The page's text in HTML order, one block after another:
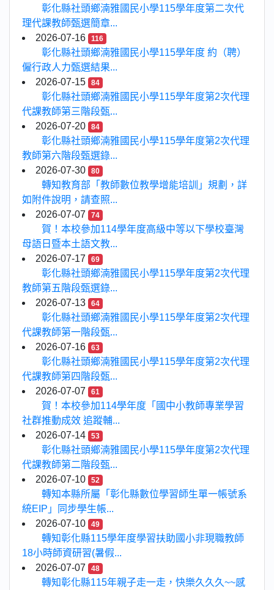
彰化縣社頭鄉湳雅國民小學115學年度第二次代
理代課教師甄選簡章...
2026-07-16
116
彰化縣社頭鄉湳雅國民小學115學年度 約（聘）
僱行政人力甄選結果...
2026-07-15
84
彰化縣社頭鄉湳雅國民小學115學年度第2次代理
代課教師第三階段甄...
2026-07-20
84
彰化縣社頭鄉湳雅國民小學115學年度第2次代理
教師第六階段甄選錄...
2026-07-30
80
轉知教育部「教師數位教學增能培訓」規劃，詳
如附件說明，請查照...
2026-07-07
74
賀！本校參加114學年度高級中等以下學校臺灣
母語日暨本土語文教...
2026-07-17
69
彰化縣社頭鄉湳雅國民小學115學年度第2次代理
教師第五階段甄選錄...
2026-07-13
64
彰化縣社頭鄉湳雅國民小學115學年度第2次代理
代課教師第一階段甄...
2026-07-16
63
彰化縣社頭鄉湳雅國民小學115學年度第2次代理
代課教師第四階段甄...
2026-07-07
61
賀！本校參加114學年度「國中小教師專業學習
社群推動成效 追蹤輔...
2026-07-14
53
彰化縣社頭鄉湳雅國民小學115學年度第2次代理
代課教師第二階段甄...
2026-07-10
52
轉知本縣所屬「彰化縣數位學習師生單一帳號系
統EIP」同步學生帳...
2026-07-10
49
轉知彰化縣115學年度學習扶助國小非現職教師
18小時師資研習(暑假...
2026-07-07
48
轉知彰化縣115年親子走一走，快樂久久久~~感